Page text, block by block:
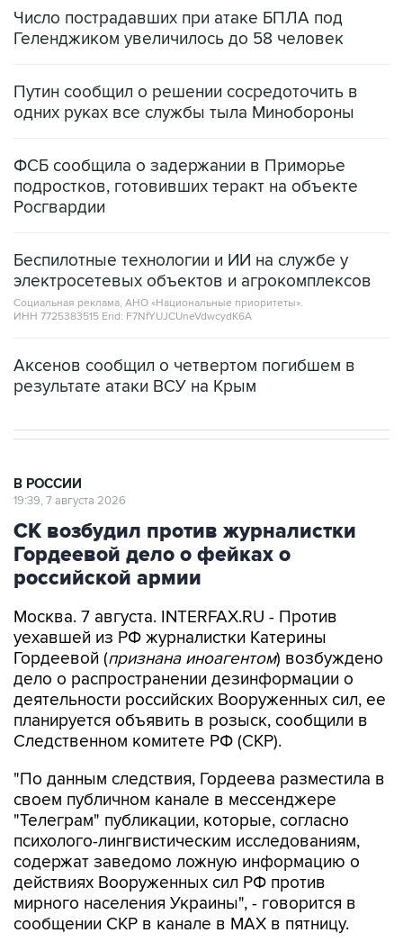
Число пострадавших при атаке БПЛА под
Геленджиком увеличилось до 58 человек
Путин сообщил о решении сосредоточить в
одних руках все службы тыла Минобороны
ФСБ сообщила о задержании в Приморье
подростков, готовивших теракт на объекте
Росгвардии
Беспилотные технологии и ИИ на службе у
электросетевых объектов и агрокомплексов
Социальная реклама, АНО «Национальные приоритеты».
ИНН 7725383515 Erid: F7NfYUJCUneVdwcydK6A
Аксенов сообщил о четвертом погибшем в
результате атаки ВСУ на Крым
В РОССИИ
19:39, 7 августа 2026
СК возбудил против журналистки
Гордеевой дело о фейках о
российской армии
Москва. 7 августа. INTERFAX.RU - Против
уехавшей из РФ журналистки Катерины
Гордеевой (признана иноагентом) возбуждено
дело о распространении дезинформации о
деятельности российских Вооруженных сил, ее
планируется объявить в розыск, сообщили в
Следственном комитете РФ (СКР).
"По данным следствия, Гордеева разместила в
своем публичном канале в мессенджере
"Телеграм" публикации, которые, согласно
психолого-лингвистическим исследованиям,
содержат заведомо ложную информацию о
действиях Вооруженных сил РФ против
мирного населения Украины", - говорится в
сообщении СКР в канале в MAX в пятницу.